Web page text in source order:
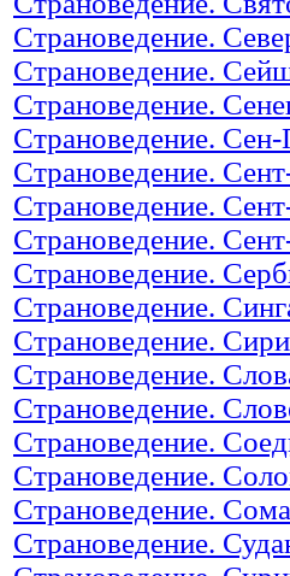
Страноведение.
Страноведение.
Страноведение.
Страноведение.
Страноведение.
Страноведение.
Страноведение.
Страноведение.
Страноведение.
Страноведение.
Страноведение.
Страноведение.
Страноведение.
Страноведение.
Страноведение.
Страноведение.